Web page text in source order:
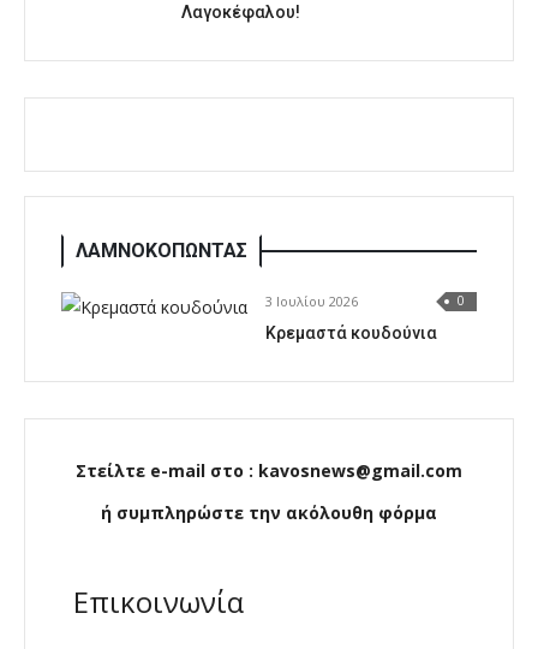
Λαγοκέφαλου!
ΛΑΜΝΟΚΟΠΩΝΤΑΣ
3 Ιουλίου 2026 0
Κρεμαστά κουδούνια
Στείλτε e-mail στο : kavosnews@gmail.com
ή συμπληρώστε την ακόλουθη φόρμα
Επικοινωνία